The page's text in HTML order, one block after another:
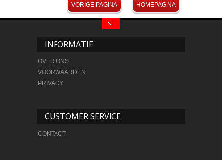
HOMEPAGINA
VORIGE PAGINA
INFORMATIE
OVER ONS
VOORWAARDEN
PRIVACY
CUSTOMER SERVICE
CONTACT